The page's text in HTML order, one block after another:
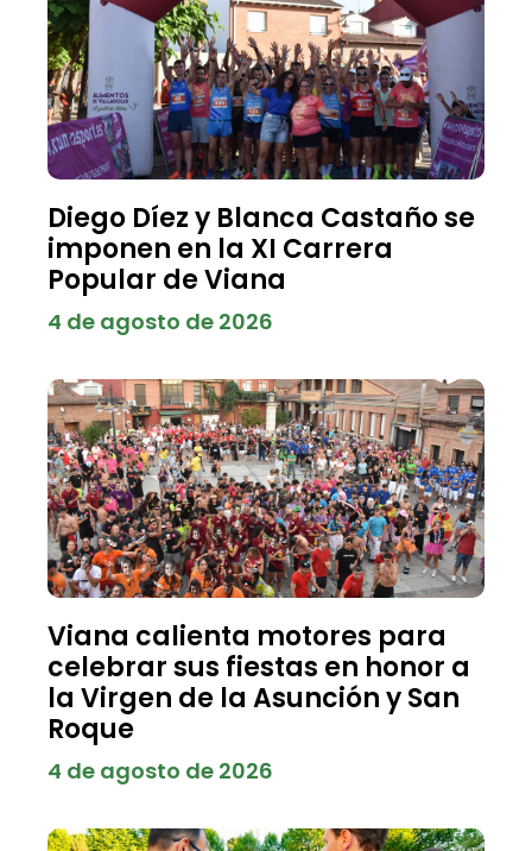
Diego Díez y Blanca Castaño se
imponen en la XI Carrera
Popular de Viana
4 de agosto de 2026
Viana calienta motores para
celebrar sus fiestas en honor a
la Virgen de la Asunción y San
Roque
4 de agosto de 2026